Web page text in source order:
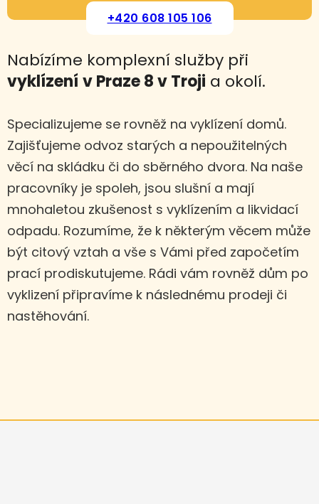
+420 608 105 106
Nabízíme komplexní služby při
vyklízení v Praze 8 v Troji a okolí.
Specializujeme se rovněž na vyklízení domů.
Zajišťujeme odvoz starých a nepoužitelných
věcí na skládku či do sběrného dvora. Na naše
pracovníky je spoleh, jsou slušní a mají
mnohaletou zkušenost s vyklízením a likvidací
odpadu. Rozumíme, že k některým věcem může
být citový vztah a vše s Vámi před započetím
prací prodiskutujeme. Rádi vám rovněž dům po
vyklizení připravíme k následnému prodeji či
nastěhování.